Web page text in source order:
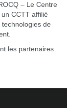
– Le Centre
CCTT affilié
de
les partenaires